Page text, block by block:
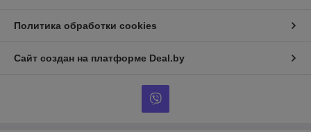
Политика обработки cookies
Сайт создан на платформе Deal.by